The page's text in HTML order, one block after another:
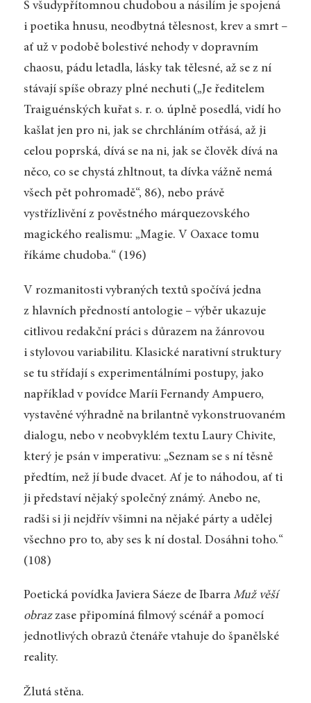
S všudypřítomnou chudobou a násilím je spojená
i poetika hnusu, neodbytná tělesnost, krev a smrt –
ať už v podobě bolestivé nehody v dopravním
chaosu, pádu letadla, lásky tak tělesné, až se z ní
stávají spíše obrazy plné nechuti („Je ředitelem
Traiguénských kuřat s. r. o. úplně posedlá, vidí ho
kašlat jen pro ni, jak se chrchláním otřásá, až ji
celou poprská, dívá se na ni, jak se člověk dívá na
něco, co se chystá zhltnout, ta dívka vážně nemá
všech pět pohromadě“, 86), nebo právě
vystřízlivění z pověstného márquezovského
magického realismu: „Magie. V Oaxace tomu
říkáme chudoba.“ (196)
V rozmanitosti vybraných textů spočívá jedna
z hlavních předností antologie – výběr ukazuje
citlivou redakční práci s důrazem na žánrovou
i stylovou variabilitu. Klasické narativní struktury
se tu střídají s experimentálními postupy, jako
například v povídce Maríi Fernandy Ampuero,
vystavěné výhradně na brilantně vykonstruovaném
dialogu, nebo v neobvyklém textu Laury Chivite,
který je psán v imperativu: „Seznam se s ní těsně
předtím, než jí bude dvacet. Ať je to náhodou, ať ti
ji představí nějaký společný známý. Anebo ne,
radši si ji nejdřív všimni na nějaké párty a udělej
všechno pro to, aby ses k ní dostal. Dosáhni toho.“
(108)
Poetická povídka Javiera Sáeze de Ibarra Muž věší
obrazzase připomíná filmový scénář a pomocí
jednotlivých obrazů čtenáře vtahuje do španělské
reality.
Žlutá stěna.